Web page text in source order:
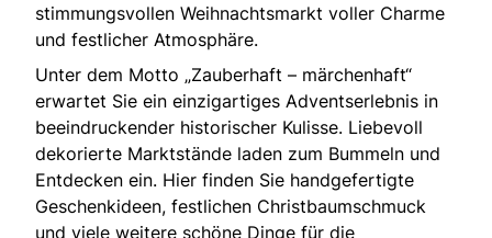
stimmungsvollen Weihnachtsmarkt voller Charme
und festlicher Atmosphäre.
Unter dem Motto „Zauberhaft – märchenhaft“
erwartet Sie ein einzigartiges Adventserlebnis in
beeindruckender historischer Kulisse. Liebevoll
dekorierte Marktstände laden zum Bummeln und
Entdecken ein. Hier finden Sie handgefertigte
Geschenkideen, festlichen Christbaumschmuck
und viele weitere schöne Dinge für die